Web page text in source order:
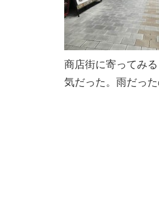
商店街に寄ってみ
気だった。雨だっ